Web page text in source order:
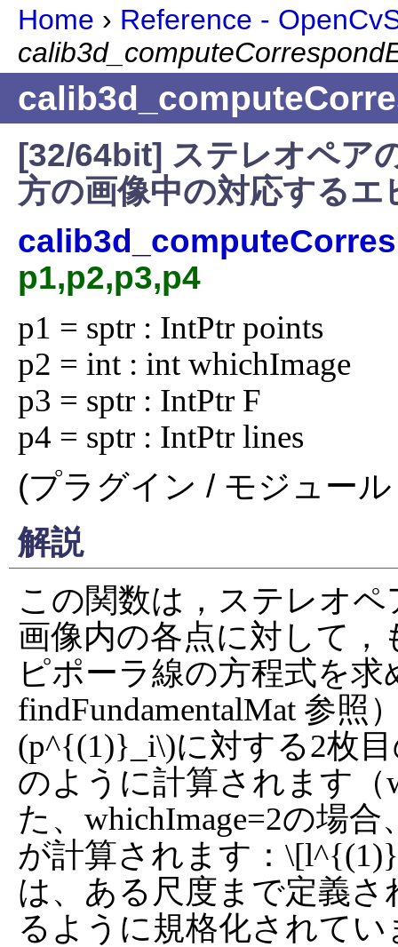
Home › Reference -
[32/64bit] ステレオペア
方の画像中の対応する
p1,p2,p3,p4
p1 = sptr : IntPtr points
p2 = int : int whichImage
p3 = sptr : IntPtr F
p4 = sptr : IntPtr lines
(プラグイン / モジュー
解説
この関数は，ステレオ
画像内の各点に対して
ピポーラ線の方程式を
findFundamentalMat 参
(p^{(1)}_i\)に対する2枚
のように計算されます（
た、whichImage=2の場
が計算されます：
は、ある尺度まで定義さ
るように規格化されてい